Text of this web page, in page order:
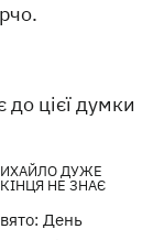
цієї думки
День